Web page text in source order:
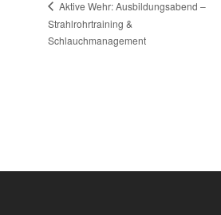
Aktive Wehr: Ausbildungsabend –
Strahlrohrtraining &
Schlauchmanagement